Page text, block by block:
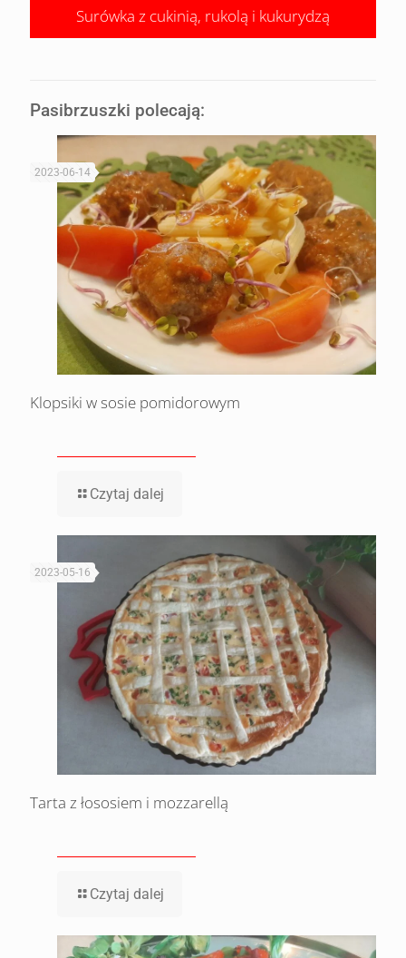
Surówka z cukinią, rukolą i kukurydzą
Pasibrzuszki polecają:
2023-06-14
Klopsiki w sosie pomidorowym
Czytaj dalej
2023-05-16
Tarta z łososiem i mozzarellą
Czytaj dalej